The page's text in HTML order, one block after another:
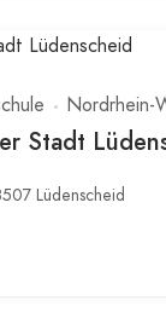
Nordrhein-
Stadt
Lüdenscheid